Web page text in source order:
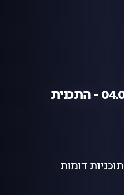
אזור מלחמה 04.08.24 - התכנית
תוכניות דומות